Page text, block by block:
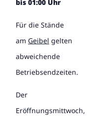
bis 01:00 Uhr
Für die Stände
am Geibel gelten
abweichende
Betriebsendzeiten.
Der
Eröffnungsmittwoch,